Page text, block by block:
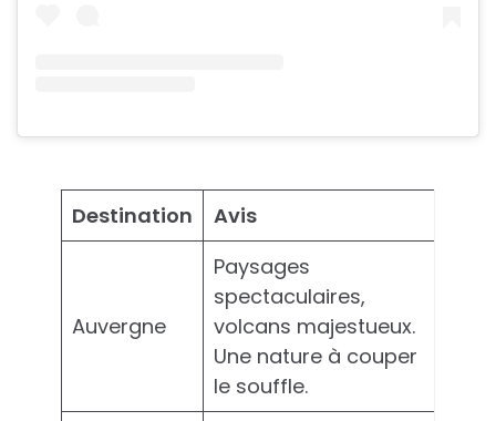
Destination Avis
Auvergne
Paysages
spectaculaires,
volcans majestueux.
Une nature à couper
le souffle.